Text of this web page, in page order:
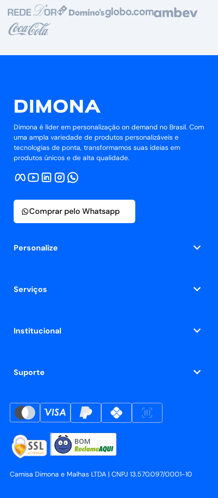
Dimona é líder em personalização on demand no Brasil. Com
uma ampla variedade de produtos personalizáveis e
tecnologias de ponta, transformamos suas ideias em
produtos únicos e de alta qualidade.
Personalize
Serviços
Institucional
Suporte
Comprar pelo Whatsapp
Camisa Dimona e Malhas LTDA | CNPJ 13.570.097/0001-10
BOM